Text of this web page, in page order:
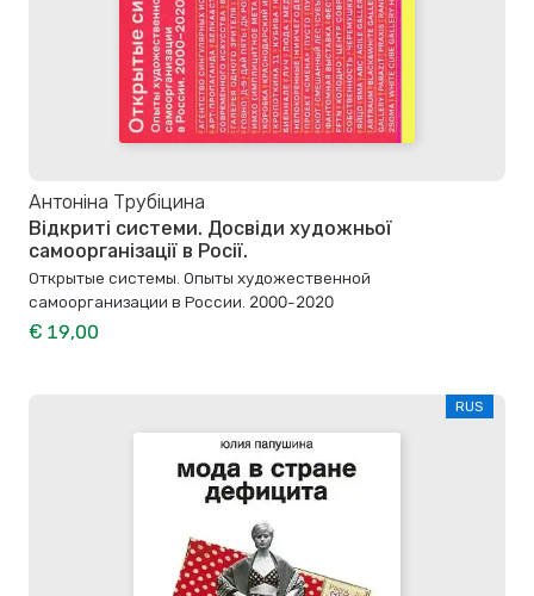
Антоніна Трубіцина
Відкриті системи. Досвіди художньої
самоорганізації в Росії.
Открытые системы. Опыты художественной
самоорганизации в России. 2000-2020
€ 19,00
RUS